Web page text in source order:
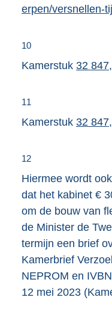
x
e
l
i
k
erpen/versnellen-
10
Kamerstuk 32
11
Kamerstuk 32
12
Hiermee wordt
dat het kabinet €
om de bouw van
de Minister de
termijn een brief
Kamerbrief
NEPROM en
12 mei 2023